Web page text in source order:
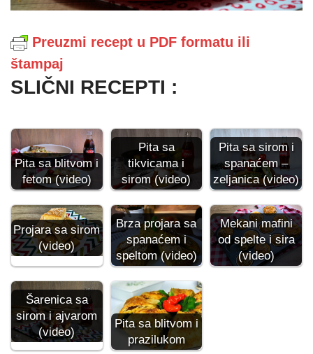
Preuzmi recept u PDF formatu ili
štampaj
SLIČNI RECEPTI :
Pita sa blitvom i
fetom (video)
Pita sa
tikvicama i
sirom (video)
Pita sa sirom i
spanaćem –
zeljanica (video)
Projara sa sirom
(video)
Brza projara sa
spanaćem i
speltom (video)
Mekani mafini
od spelte i sira
(video)
Šarenica sa
sirom i ajvarom
(video)
Pita sa blitvom i
prazilukom